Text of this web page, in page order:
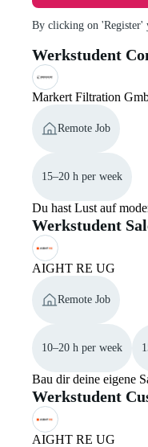
By clicking on 'Register'
Werkstudent
Markert Filtration
Remote Job
15–20 h per week
Du hast Lust auf
Werkstudent
AIGHT RE UG
Remote Job
10–20 h per week
Bau dir deine eigene
Werkstudent
AIGHT RE UG